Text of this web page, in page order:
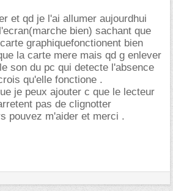
et qd je l'ai allumer aujourdhui
bien) sachant que
graphiquefonctionent bien
la carte mere mais qd g enlever
son du pc qui detecte l'absence
qu'elle fonctione .
je peux ajouter c que le lecteur
pas de clignotter
pouvez m'aider et merci .